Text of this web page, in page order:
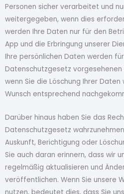
Personen sicher verarbeitet und
weitergegeben, wenn dies
werden Ihre Daten nur für den
App und die Erbringung unserer
Ihre persönlichen Daten werden
Datenschutzgesetz
wenn Sie die Löschung Ihrer
Wunsch entsprechend
Darüber hinaus haben Sie das
Datenschutzgesetz
Auskunft, Berichtigung oder
Sie auch daran erinnern, dass wir
regelmäßig aktualisieren und
veröffentlichen. Wenn Sie unsere